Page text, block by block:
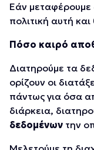
Εάν
πολιτική αυτή
Πόσο καιρό
Διατηρούμε τα
ορίζουν οι
πάντως για όσα
διάρκεια,
δεδομένων την